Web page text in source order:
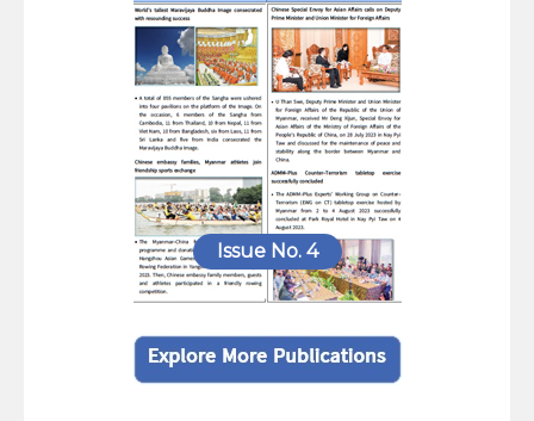
Issue No. 4